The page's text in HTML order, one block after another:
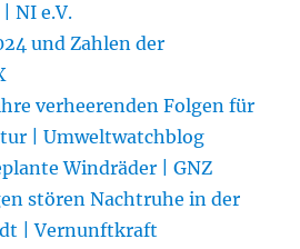
NI e.V.
und Zahlen der
verheerenden Folgen für
| Umweltwatchblog
Windräder | GNZ
stören Nachtruhe in der
| Vernunftkraft